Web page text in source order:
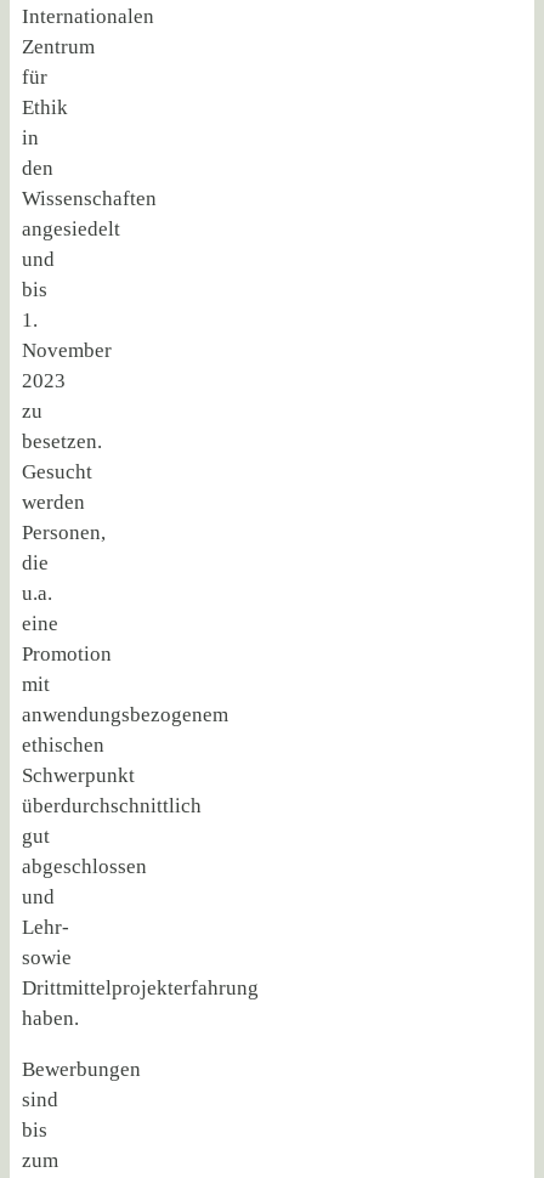
Internationalen
Zentrum
für
Ethik
in
den
Wissenschaften
angesiedelt
und
bis
1.
November
2023
zu
besetzen.
Gesucht
werden
Personen,
die
u.a.
eine
Promotion
mit
anwendungsbezogenem
ethischen
Schwerpunkt
überdurchschnittlich
gut
abgeschlossen
und
Lehr-
sowie
Drittmittelprojekterfahrung
haben.
Bewerbungen
sind
bis
zum